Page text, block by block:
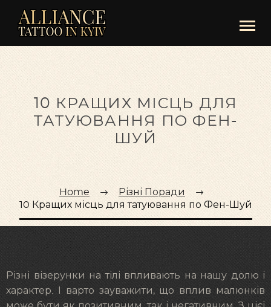
10 КРАЩИХ МІСЦЬ ДЛЯ
ТАТУЮВАННЯ ПО ФЕН-
ШУЙ
Home
Різні Поради
10 Кращих місць для татуювання по Фен-Шуй
Різні візерунки на тілі впливають на нашу долю і
характер. І варто зауважити, що вплив малюнків